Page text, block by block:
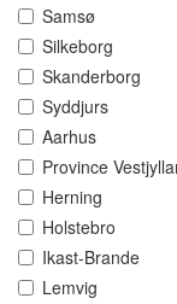
Samsø
Silkeborg
Skanderborg
Syddjurs
Aarhus
Province
Herning
Holstebro
Ikast-Brande
Lemvig